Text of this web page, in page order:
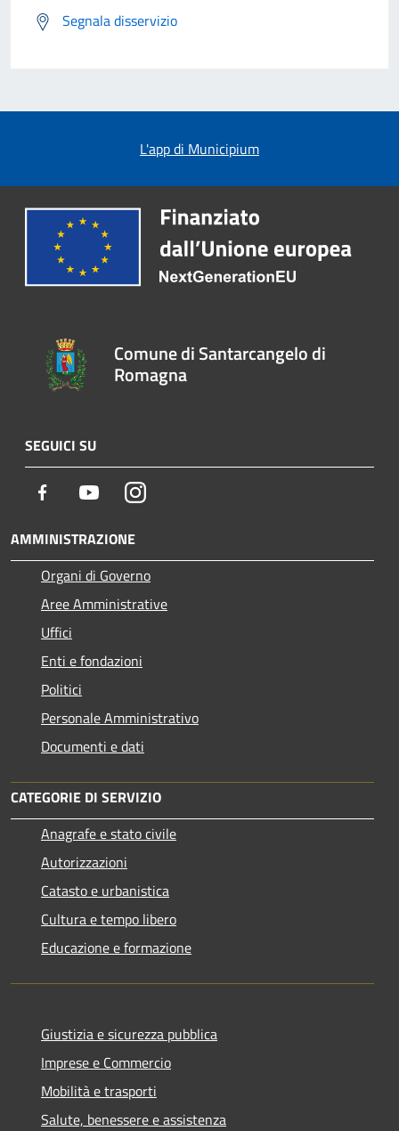
Segnala disservizio
L'app di Municipium
Comune di Santarcangelo di
Romagna
SEGUICI SU
Facebook YoutubeInstagram
AMMINISTRAZIONE
Organi di Governo
Aree Amministrative
Uffici
Enti e fondazioni
Politici
Personale Amministrativo
Documenti e dati
CATEGORIE DI SERVIZIO
Anagrafe e stato civile
Autorizzazioni
Catasto e urbanistica
Cultura e tempo libero
Educazione e formazione
Giustizia e sicurezza pubblica
Imprese e Commercio
Mobilità e trasporti
Salute, benessere e assistenza